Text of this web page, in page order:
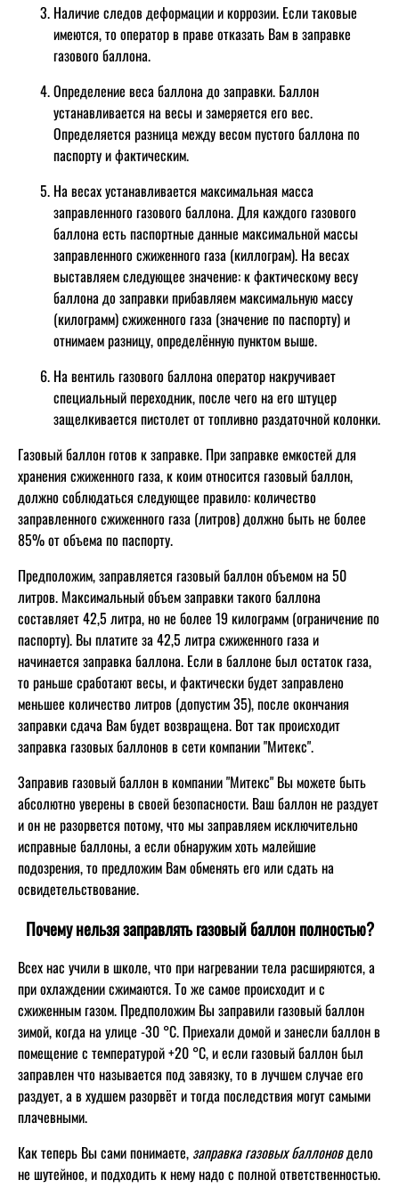
Наличие следов деформации и коррозии. Если таковые
имеются, то оператор в праве отказать Вам в заправке
газового баллона.
Определение веса баллона до заправки. Баллон
устанавливается на весы и замеряется его вес.
Определяется разница между весом пустого баллона по
паспорту и фактическим.
На весах устанавливается максимальная масса
заправленного газового баллона. Для каждого газового
баллона есть паспортные данные максимальной массы
заправленного сжиженного газа (киллограм). На весах
выставляем следующее значение: к фактическому весу
баллона до заправки прибавляем максимальную массу
(килограмм) сжиженного газа (значение по паспорту) и
отнимаем разницу, определённую пунктом выше.
На вентиль газового баллона оператор накручивает
специальный переходник, после чего на его штуцер
защелкивается пистолет от топливно раздаточной колонки.
Газовый баллон готов к заправке. При заправке емкостей для
хранения сжиженного газа, к коим относится газовый баллон,
должно соблюдаться следующее правило: количество
заправленного сжиженного газа (литров) должно быть не более
85% от объема по паспорту.
Предположим, заправляется газовый баллон объемом на 50
литров. Максимальный объем заправки такого баллона
составляет 42,5 литра, но не более 19 килограмм (ограничение по
паспорту). Вы платите за 42,5 литра сжиженного газа и
начинается заправка баллона. Если в баллоне был остаток газа,
то раньше сработают весы, и фактически будет заправлено
меньшее количество литров (допустим 35), после окончания
заправки сдача Вам будет возвращена. Вот так происходит
заправка газовых баллонов в сети компании "Митекс".
Заправив газовый баллон в компании "Митекс" Вы можете быть
абсолютно уверены в своей безопасности. Ваш баллон не раздует
и он не разорвется потому, что мы заправляем исключительно
исправные баллоны, а если обнаружим хоть малейшие
подозрения, то предложим Вам обменять его или сдать на
освидетельствование.
Почему нельзя заправлять газовый баллон полностью?
Всех нас учили в школе, что при нагревании тела расширяются, а
при охлаждении сжимаются. То же самое происходит и с
сжиженным газом. Предположим Вы заправили газовый баллон
зимой, когда на улице -30 °C. Приехали домой и занесли баллон в
помещение с температурой +20 °C, и если газовый баллон был
заправлен что называется под завязку, то в лучшем случае его
раздует, а в худшем разорвёт и тогда последствия могут самыми
плачевными.
Как теперь Вы сами понимаете, заправка газовых баллоновдело
не шутейное, и подходить к нему надо с полной ответственностью.